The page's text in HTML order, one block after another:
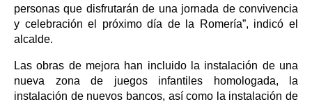
personas que disfrutarán de una jornada de convivencia
y celebración el próximo día de la Romería”, indicó el
alcalde.
Las obras de mejora han incluido la instalación de una
nueva zona de juegos infantiles homologada, la
instalación de nuevos bancos, así como la instalación de